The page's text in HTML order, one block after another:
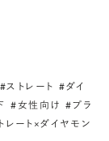
#ストレート #ダイ
#女性向け #プラ
レート×ダイヤモン